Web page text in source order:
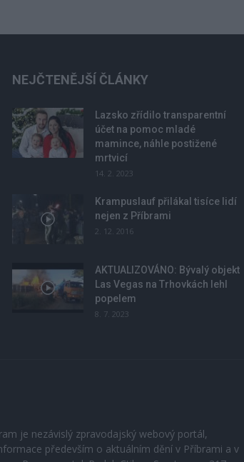
NEJČTENĚJŠÍ ČLÁNKY
Lazsko zřídilo transparentní
účet na pomoc mladé
mamince, náhle postižené
mrtvicí
14. 2. 2023
Krampuslauf přilákal tisíce lidí
nejen z Příbrami
2. 12. 2016
AKTUALIZOVÁNO: Bývalý objekt
Las Vegas na Trhovkách lehl
popelem
8. 7. 2023
je nezávislý zpravodajský webový portál,
především o aktuálním dění v Příbrami a v